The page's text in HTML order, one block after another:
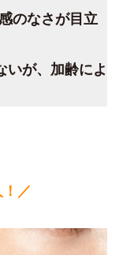
のなさが目立
いが、加齢によ
／